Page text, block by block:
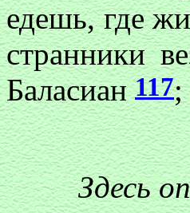
едешь, где
странники
Баласиан117;
Здесь